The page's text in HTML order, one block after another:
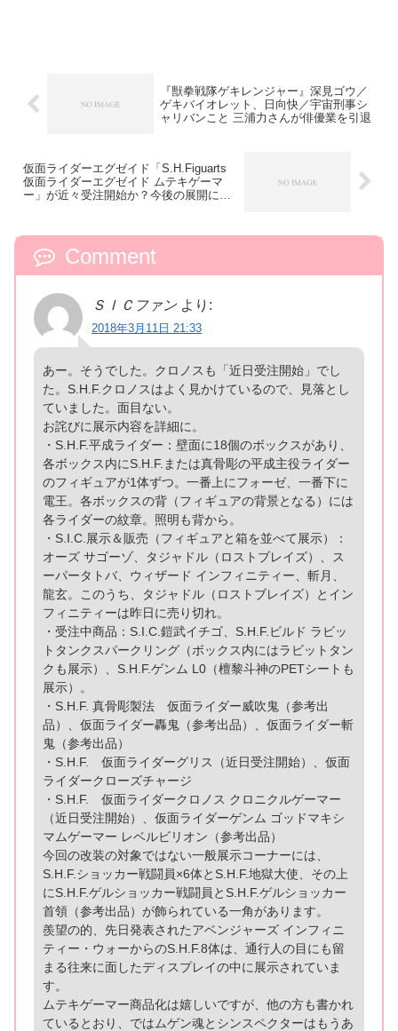
『獣拳戦隊ゲキレンジャー』深見ゴウ／
ゲキバイオレット、日向快／宇宙刑事シ
ャリバンこと 三浦力さんが俳優業を引退
仮面ライダーエグゼイド「S.H.Figuarts
仮面ライダーエグゼイド ムテキゲーマ
ー」が近々受注開始か？今後の展開に期
Comment
ＳＩＣファン より:
2018年3月11日 21:33
あー。そうでした。クロノスも「近日受注開始」でし
た。S.H.F.クロノスはよく見かけているので、見落とし
ていました。面目ない。
お詫びに展示内容を詳細に。
・S.H.F.平成ライダー：壁面に18個のボックスがあり、
各ボックス内にS.H.F.または真骨彫の平成主役ライダー
のフィギュアが1体ずつ。一番上にフォーゼ、一番下に
電王。各ボックスの背（フィギュアの背景となる）には
各ライダーの紋章。照明も背から。
・S.I.C.展示＆販売（フィギュアと箱を並べて展示）：
オーズ サゴーゾ、タジャドル（ロストブレイズ）、ス
ーパータトバ、ウィザード インフィニティー、斬月、
龍玄。このうち、タジャドル（ロストブレイズ）とイン
フィニティーは昨日に売り切れ。
・受注中商品：S.I.C.鎧武イチゴ、S.H.F.ビルド ラビッ
トタンクスパークリング（ボックス内にはラビットタン
クも展示）、S.H.F.ゲンム L0（檀黎斗神のPETシートも
展示）。
・S.H.F. 真骨彫製法 仮面ライダー威吹鬼（参考出
品）、仮面ライダー轟鬼（参考出品）、仮面ライダー斬
鬼（参考出品）
・S.H.F. 仮面ライダーグリス（近日受注開始）、仮面
ライダークローズチャージ
・S.H.F. 仮面ライダークロノス クロニクルゲーマー
（近日受注開始）、仮面ライダーゲンム ゴッドマキシ
マムゲーマー レベルビリオン（参考出品）
今回の改装の対象ではない一般展示コーナーには、
S.H.F.ショッカー戦闘員×6体とS.H.F.地獄大使、その上
にS.H.F.ゲルショッカー戦闘員とS.H.F.ゲルショッカー
首領（参考出品）が飾られている一角があります。
羨望の的、先日発表されたアベンジャーズ インフィニ
ティー・ウォーからのS.H.F.8体は、通行人の目にも留
まる往来に面したディスプレイの中に展示されていま
す。
ムテキゲーマー商品化は嬉しいですが、他の方も書かれ
ているとおり、ではムゲン魂とシンスペクターはもうあ